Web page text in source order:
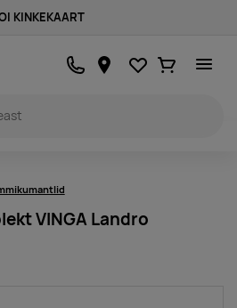
KINKEKAART
Lemmikud
Ostukorv
VINGA Landro